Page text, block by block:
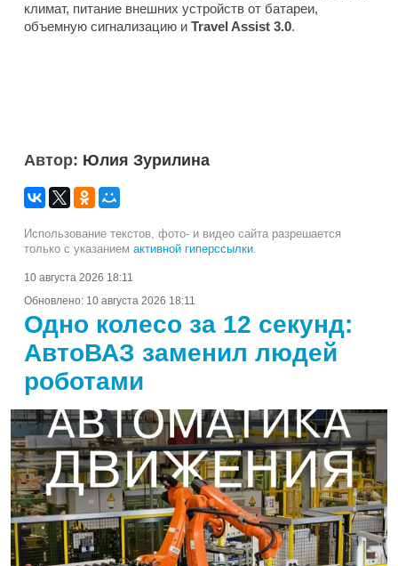
климат, питание внешних устройств от батареи,
объемную сигнализацию и Travel Assist 3.0.
Автор: Юлия Зурилина
Использование текстов, фото- и видео сайта разрешается
только с указанием активной гиперссылки.
10 августа 2026 18:11
Обновлено: 10 августа 2026 18:11
Одно колесо за 12 секунд:
АвтоВАЗ заменил людей
роботами